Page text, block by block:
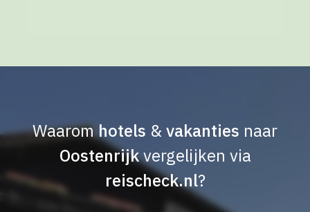
Waaromhotels & vakanties naar
Oostenrijkvergelijken via
reischeck.nl?